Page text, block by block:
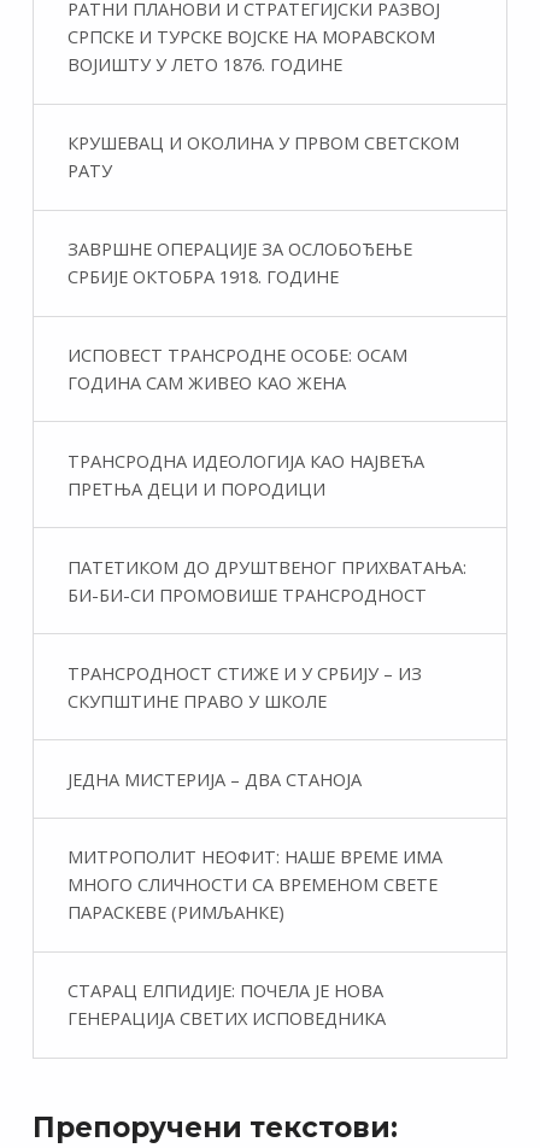
РАТНИ ПЛАНОВИ И СТРАТЕГИЈСКИ РАЗВОЈ
СРПСКЕ И ТУРСКЕ ВОЈСКЕ НА МОРАВСКОМ
ВОЈИШТУ У ЛЕТО 1876. ГОДИНЕ
КРУШЕВАЦ И ОКОЛИНА У ПРВОМ СВЕТСКОМ
РАТУ
ЗАВРШНЕ ОПЕРАЦИЈЕ ЗА ОСЛОБОЂЕЊЕ
СРБИЈЕ ОКТОБРА 1918. ГОДИНЕ
ИСПОВЕСТ ТРАНСРОДНЕ ОСОБЕ: ОСАМ
ГОДИНА САМ ЖИВЕО КАО ЖЕНА
ТРАНСРОДНА ИДЕОЛОГИЈА КАО НАЈВЕЋА
ПРЕТЊА ДЕЦИ И ПОРОДИЦИ
ПАТЕТИКОМ ДО ДРУШТВЕНОГ ПРИХВАТАЊА:
БИ-БИ-СИ ПРОМОВИШЕ ТРАНСРОДНОСТ
ТРАНСРОДНОСТ СТИЖЕ И У СРБИЈУ – ИЗ
СКУПШТИНЕ ПРАВО У ШКОЛЕ
ЈЕДНА МИСТЕРИЈА – ДВА СТАНОЈА
МИТРОПОЛИТ НЕОФИТ: НАШЕ ВРЕМЕ ИМА
МНОГО СЛИЧНОСТИ СА ВРЕМЕНОМ СВЕТЕ
ПАРАСКЕВЕ (РИМЉАНКЕ)
СТАРАЦ ЕЛПИДИЈЕ: ПОЧЕЛА ЈЕ НОВА
ГЕНЕРАЦИЈА СВЕТИХ ИСПОВЕДНИКА
Препоручени текстови: